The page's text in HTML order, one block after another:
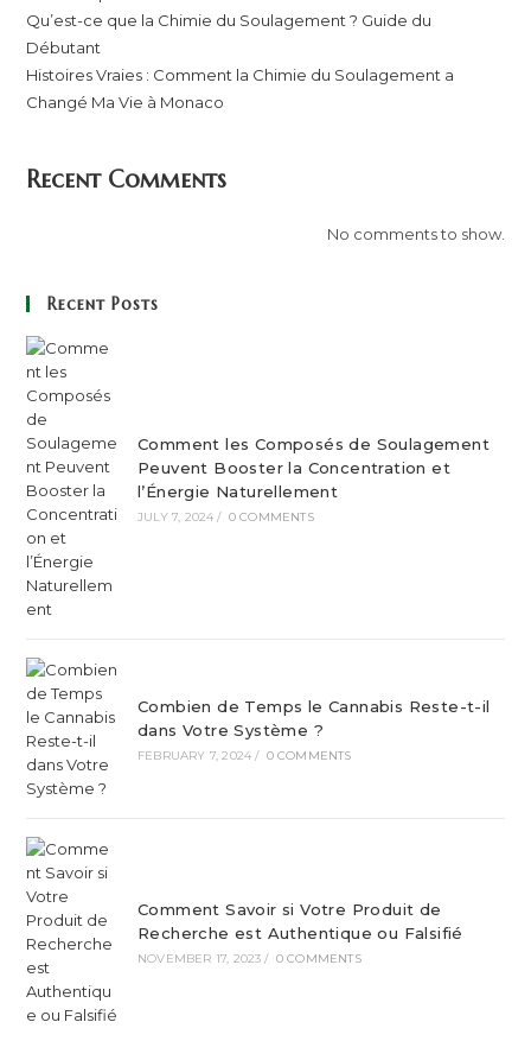
Qu’est-ce que la Chimie du Soulagement ? Guide du
Débutant
Histoires Vraies : Comment la Chimie du Soulagement a
Changé Ma Vie à Monaco
Recent Comments
No comments to show.
Recent Posts
Comment les Composés de Soulagement
Peuvent Booster la Concentration et
l’Énergie Naturellement
JULY 7, 2024 / 0 COMMENTS
Combien de Temps le Cannabis Reste-t-il
dans Votre Système ?
FEBRUARY 7, 2024 / 0 COMMENTS
Comment Savoir si Votre Produit de
Recherche est Authentique ou Falsifié
NOVEMBER 17, 2023 / 0 COMMENTS